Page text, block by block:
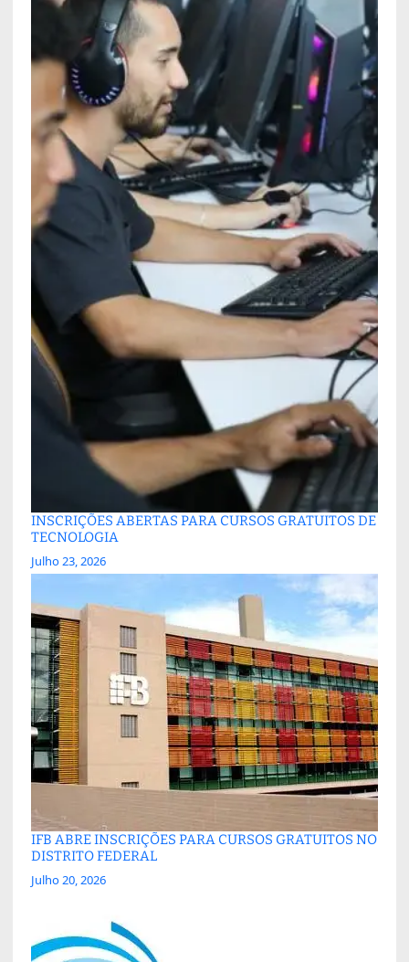
INSCRIÇÕES ABERTAS PARA CURSOS GRATUITOS DE
TECNOLOGIA
Julho 23, 2026
IFB ABRE INSCRIÇÕES PARA CURSOS GRATUITOS NO
DISTRITO FEDERAL
Julho 20, 2026